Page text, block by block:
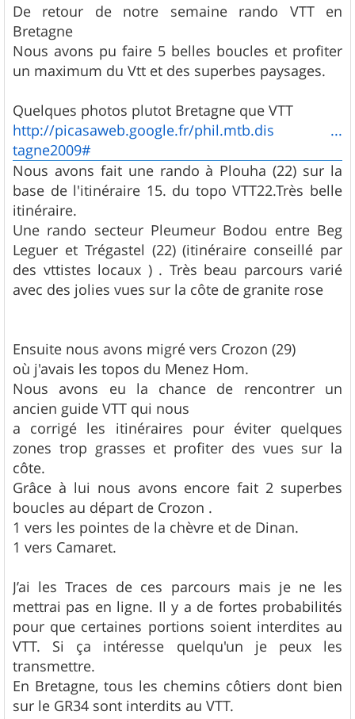
s
s
a
g
e
De retour de notre semaine rando VTT en
Bretagne
Nous avons pu faire 5 belles boucles et profiter
un maximum du Vtt et des superbes paysages.
Quelques photos plutot Bretagne que VTT
http://picasaweb.google.fr/phil.mtb.dis ...
tagne2009#
Nous avons fait une rando à Plouha (22) sur la
base de l'itinéraire 15. du topo VTT22.Très belle
itinéraire.
Une rando secteur Pleumeur Bodou entre Beg
Leguer et Trégastel (22) (itinéraire conseillé par
des vttistes locaux ) . Très beau parcours varié
avec des jolies vues sur la côte de granite rose
Ensuite nous avons migré vers Crozon (29)
où j'avais les topos du Menez Hom.
Nous avons eu la chance de rencontrer un
ancien guide VTT qui nous
a corrigé les itinéraires pour éviter quelques
zones trop grasses et profiter des vues sur la
côte.
Grâce à lui nous avons encore fait 2 superbes
boucles au départ de Crozon .
1 vers les pointes de la chèvre et de Dinan.
1 vers Camaret.
J’ai les Traces de ces parcours mais je ne les
mettrai pas en ligne. Il y a de fortes probabilités
pour que certaines portions soient interdites au
VTT. Si ça intéresse quelqu'un je peux les
transmettre.
En Bretagne, tous les chemins côtiers dont bien
sur le GR34 sont interdits au VTT.